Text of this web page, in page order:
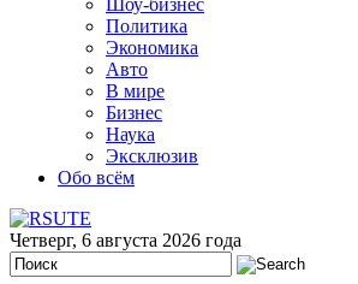
Шоу-бизнес
Политика
Экономика
Авто
В мире
Бизнес
Наука
Эксклюзив
Обо всём
Четверг, 6 августа 2026 года